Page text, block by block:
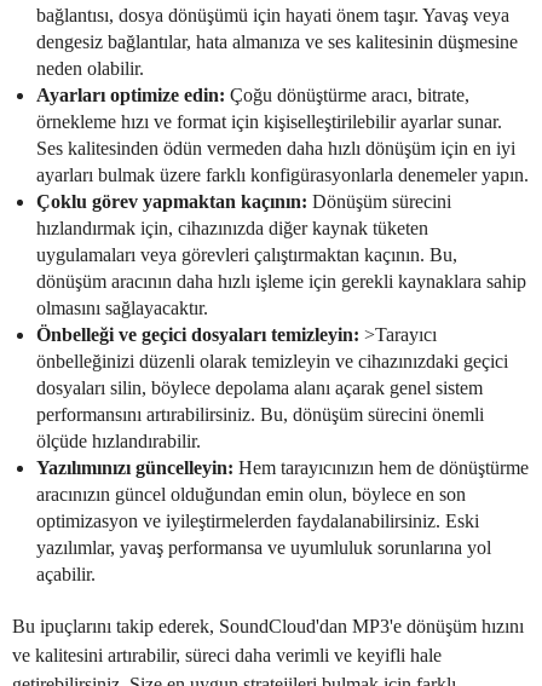
bağlantısı, dosya dönüşümü için hayati önem taşır. Yavaş veya
dengesiz bağlantılar, hata almanıza ve ses kalitesinin düşmesine
neden olabilir.
Ayarları optimize edin: Çoğu dönüştürme aracı, bitrate,
örnekleme hızı ve format için kişiselleştirilebilir ayarlar sunar.
Ses kalitesinden ödün vermeden daha hızlı dönüşüm için en iyi
ayarları bulmak üzere farklı konfigürasyonlarla denemeler yapın.
Çoklu görev yapmaktan kaçının: Dönüşüm sürecini
hızlandırmak için, cihazınızda diğer kaynak tüketen
uygulamaları veya görevleri çalıştırmaktan kaçının. Bu,
dönüşüm aracının daha hızlı işleme için gerekli kaynaklara sahip
olmasını sağlayacaktır.
Önbelleği ve geçici dosyaları temizleyin: >Tarayıcı
önbelleğinizi düzenli olarak temizleyin ve cihazınızdaki geçici
dosyaları silin, böylece depolama alanı açarak genel sistem
performansını artırabilirsiniz. Bu, dönüşüm sürecini önemli
ölçüde hızlandırabilir.
Yazılımınızı güncelleyin: Hem tarayıcınızın hem de dönüştürme
aracınızın güncel olduğundan emin olun, böylece en son
optimizasyon ve iyileştirmelerden faydalanabilirsiniz. Eski
yazılımlar, yavaş performansa ve uyumluluk sorunlarına yol
açabilir.
Bu ipuçlarını takip ederek, SoundCloud'dan MP3'e dönüşüm hızını
ve kalitesini artırabilir, süreci daha verimli ve keyifli hale